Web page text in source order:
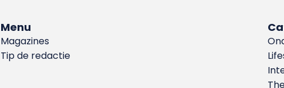
Menu
Magazines
Tip de redactie